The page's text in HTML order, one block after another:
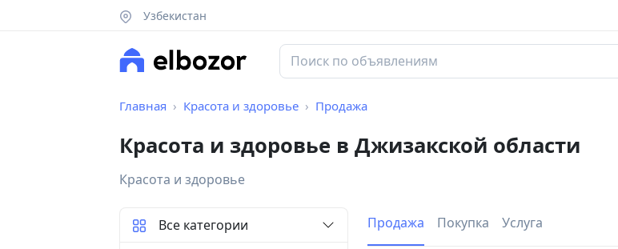
Узбекистан
Главная Красота и здоровье Продажа
Красота и здоровье в Джизакской области
Красота и здоровье
Продажа Покупка Услуга
Все категории